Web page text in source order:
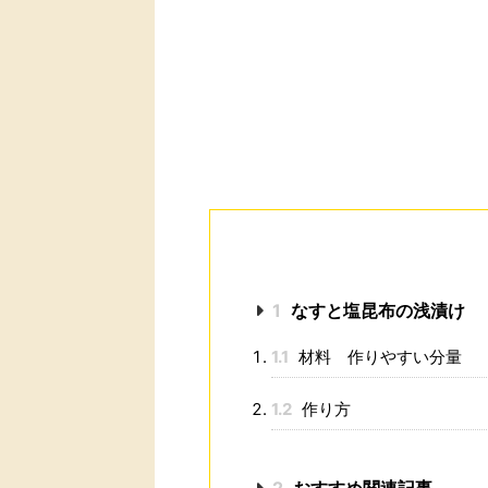
1 なすと塩昆布の浅漬け
1.1 材料 作りやすい分量
1.2 作り方